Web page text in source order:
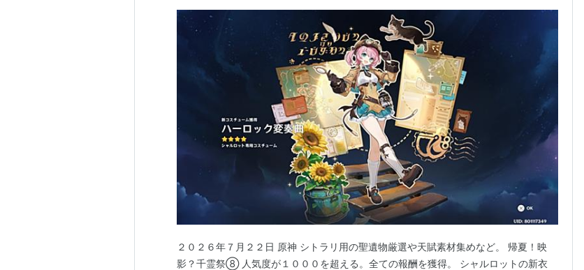
２０２６年７月２２日 原神 シトラリ用の聖遺物厳選や天賦素材集めなど。 帰夏！映
影？千霊祭⑧ 人気度が１０００を超える。全ての報酬を獲得。 シャルロットの新衣